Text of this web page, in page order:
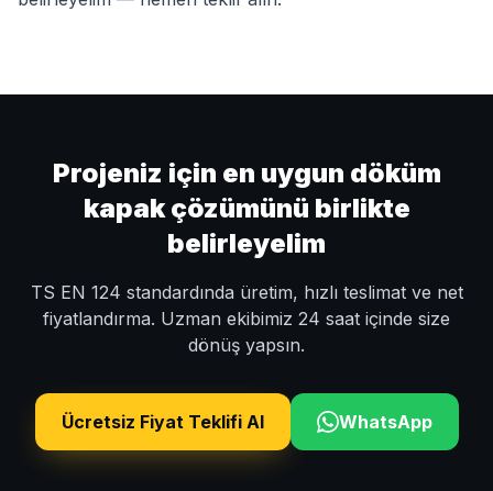
Projeniz için en uygun döküm
kapak çözümünü birlikte
belirleyelim
TS EN 124 standardında üretim, hızlı teslimat ve net
fiyatlandırma. Uzman ekibimiz 24 saat içinde size
dönüş yapsın.
Ücretsiz Fiyat Teklifi Al WhatsApp